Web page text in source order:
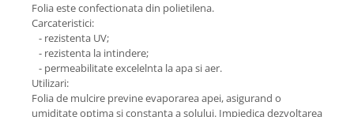
Folia este confectionata din polietilena.
Carcateristici:
- rezistenta UV;
- rezistenta la intindere;
- permeabilitate excelelnta la apa si aer.
Utilizari:
Folia de mulcire previne evaporarea apei, asigurand o
umiditate optima si constanta a solului. Impiedica dezvoltarea